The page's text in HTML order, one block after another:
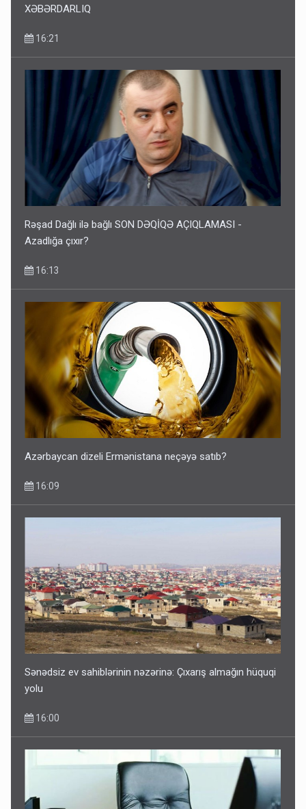
XƏBƏRDARLIQ
16:21
Rəşad Dağlı ilə bağlı SON DƏQİQƏ AÇIQLAMASI -
Azadlığa çıxır?
16:13
Azərbaycan dizeli Ermənistana neçəyə satıb?
16:09
Sənədsiz ev sahiblərinin nəzərinə: Çıxarış almağın hüquqi
yolu
16:00